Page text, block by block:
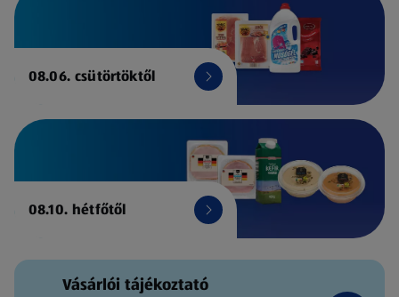
08.06. csütörtöktől
08.10. hétfőtől
Vásárlói tájékoztató